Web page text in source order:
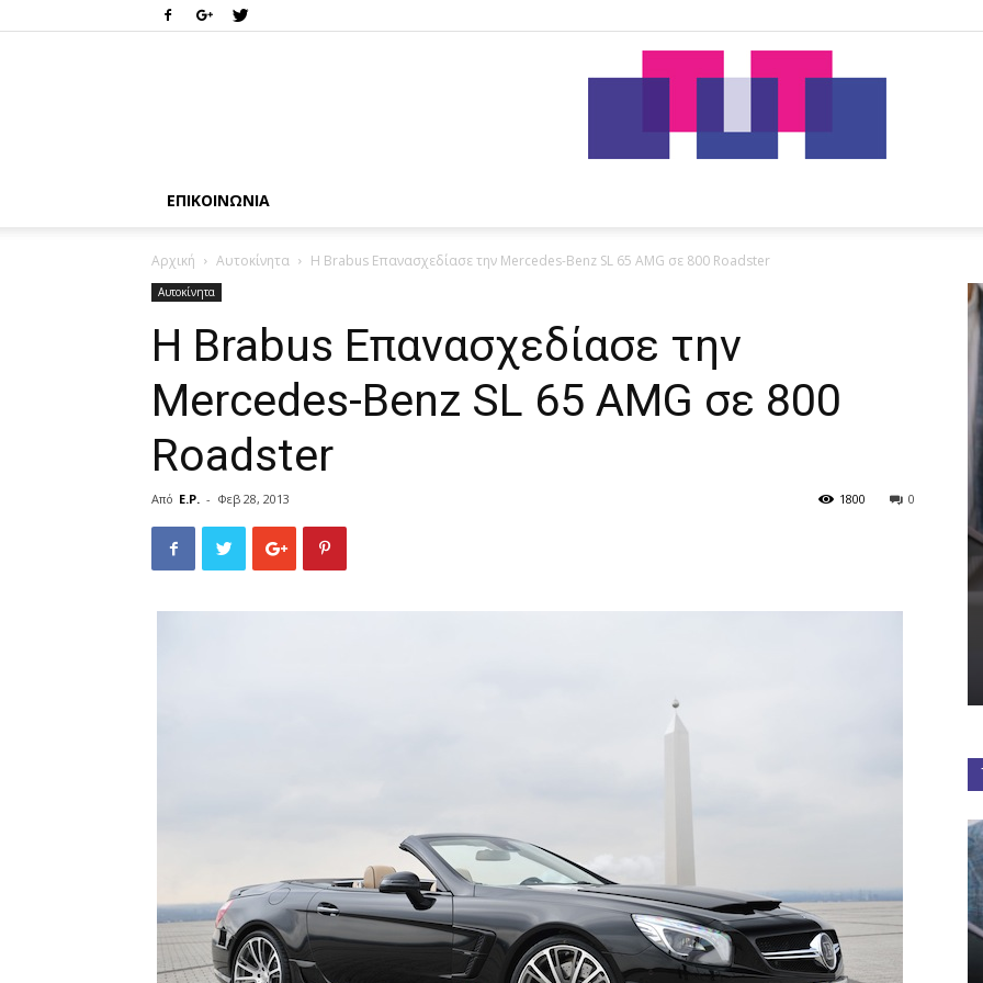
ΕΠΙΚΟΙΝΩΝΊΑ
Αρχική Αυτοκίνητα Η Brabus Επανασχεδίασε την Mercedes-Benz SL 65 AMG σε 800 Roadster
Αυτοκίνητα
Η Brabus Επανασχεδίασε την
Mercedes-Benz SL 65 AMG σε 800
Roadster
Από E.P. - Φεβ 28, 2013 0
1800